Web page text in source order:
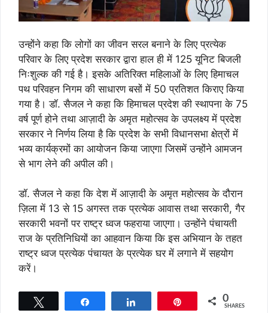
उन्होंने कहा कि लोगों का जीवन सरल बनाने के लिए प्रत्येक
परिवार के लिए प्रदेश सरकार द्वारा हाल ही में 125 यूनिट बिजली
निःशुल्क की गई है। इसके अतिरिक्त महिलाओं के लिए हिमाचल
पथ परिवहन निगम की साधारण बसों में 50 प्रतिशत किराए किया
गया है। डॉ. सैजल ने कहा कि हिमाचल प्रदेश की स्थापना के 75
वर्ष पूर्ण होने तथा आज़ादी के अमृत महोत्सव के उपलक्ष्य में प्रदेश
सरकार ने निर्णय लिया है कि प्रदेश के सभी विधानसभा क्षेत्रों में
भव्य कार्यक्रमों का आयोजन किया जाएगा जिसमें उन्होंने आमजन
से भाग लेने की अपील की।
डॉ. सैजल ने कहा कि देश में आज़ादी के अमृत महोत्सव के दौरान
ज़िला में 13 से 15 अगस्त तक प्रत्येक आवास तथा सरकारी, गैर
सरकारी भवनों पर राष्ट्र ध्वज फहराया जाएगा। उन्होंने पंचायती
राज के प्रतिनिधियों का आहवान किया कि इस अभियान के तहत
राष्ट्र ध्वज प्रत्येक पंचायत के प्रत्येक घर में लगाने में सहयोग
करें।
0
SHARES